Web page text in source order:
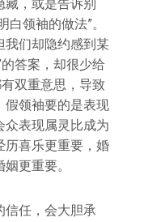
，或是告诉别
白领袖的做法”。
我们却隐约感到某
答案，却很少给
双重意思，导致
假领袖要的是表现
众表现属灵比成为
历喜乐更重要，婚
更重要。
信任，会大胆承